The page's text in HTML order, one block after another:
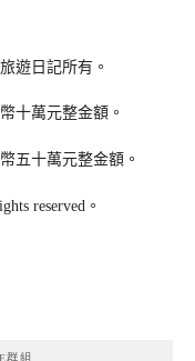
遊日記所有。
十萬元整金額。
五十萬元整金額。
reserved。